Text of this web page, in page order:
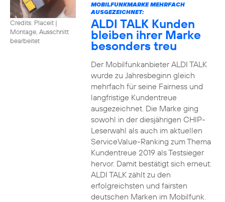
Credits: Placeit |
Montage, Ausschnitt
bearbeitet
MOBILFUNKMARKE MEHRFACH
AUSGEZEICHNET:
ALDI TALK Kunden
bleiben ihrer Marke
besonders treu
Der Mobilfunkanbieter ALDI TALK
wurde zu Jahresbeginn gleich
mehrfach für seine Fairness und
langfristige Kundentreue
ausgezeichnet. Die Marke ging
sowohl in der diesjährigen CHIP-
Leserwahl als auch im aktuellen
ServiceValue-Ranking zum Thema
Kundentreue 2019 als Testsieger
hervor. Damit bestätigt sich erneut:
ALDI TALK zählt zu den
erfolgreichsten und fairsten
deutschen Marken im Mobilfunk.